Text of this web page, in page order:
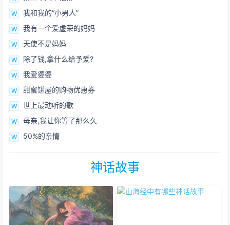
我和我的“小男人”
我有一个爱虚荣的妈妈
天使不是妈妈
除了钱,拿什么给予爱?
我爱婆婆
甜蜜饼屋的购物优惠券
世上最动听的歌
母亲,我让你等了那么久
50%的亲情
神话故事